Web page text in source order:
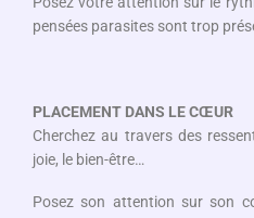
pensées parasites sont trop
PLACEMENT DANS LE CŒUR
Cherchez au travers des
joie, le bien-être…
Posez son attention sur son